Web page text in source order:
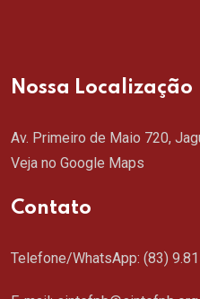
Nossa Localização
Av. Primeiro de Maio 720,
Veja no Google Maps
Contato
Telefone/WhatsApp: (83)